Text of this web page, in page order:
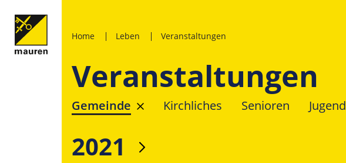
Home Leben Veranstaltungen
Veranstaltungen
Gemeinde Kirchliches Senioren Jugend
2021